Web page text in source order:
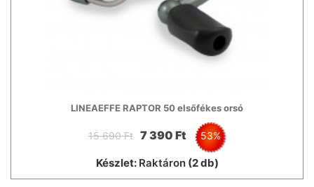
LINEAEFFE RAPTOR 50 elsőfékes orsó
15 690 Ft 7 390 Ft 53%
Készlet: Raktáron(2 db)